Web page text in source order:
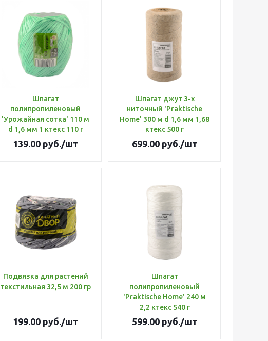
Шпагат
полипропиленовый
'Урожайная сотка' 110 м
d 1,6 мм 1 ктекс 110 г
139.00руб./шт
Шпагат джут 3-х
ниточный 'Praktische
Home' 300 м d 1,6 мм 1,68
ктекс 500 г
699.00руб./шт
Подвязка для растений
текстильная 32,5 м 200 гр
199.00руб./шт
Шпагат
полипропиленовый
'Praktische Home' 240 м
2,2 ктекс 540 г
599.00руб./шт